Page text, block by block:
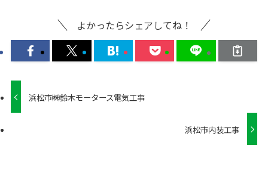
よかったらシェアしてね！
浜松市㈱鈴木モータース電気工事
浜松市内装工事